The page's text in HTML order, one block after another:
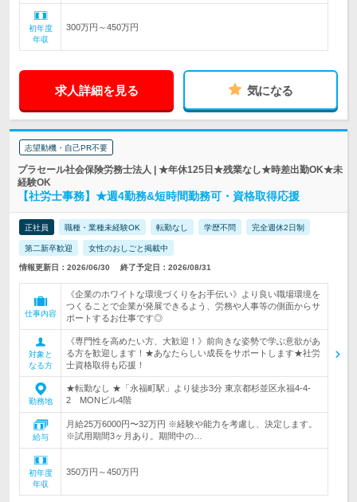
初年度
年収
300万円～450万円
求人詳細を見る 気になる
志望動機・自己PR不要
プラセール社会保険労務士法人 | ★年休125日★残業なし★時差出勤OK★未
経験OK
【社労士事務】★週4勤務&短時間勤務可・資格取得応援
正社員 職種・業種未経験OK 転勤なし 学歴不問 完全週休2日制
第二新卒歓迎 女性のおしごと掲載中
情報更新日：2026/06/30 終了予定日：2026/08/31
仕事内容
《企業のホワイトな環境づくりをお手伝い》より良い職場環境を
つくることで企業が発展できるよう、労務や人事等の側面からサ
ポートするお仕事です◎
対象と
なる方
《専門性を高めたい方、大歓迎！》前向きな姿勢で学ぶ意欲があ
る方を歓迎します！★あなたらしい成長をサポートします★社労
士資格取得も応援！
勤務地
★転勤なし ★「永福町駅」より徒歩3分 東京都杉並区永福4-4-
2 MONビル4階
給与
月給25万6000円〜32万円 ※経験や能力を考慮し、決定します。
※試用期間3ヶ月あり。期間中の…
初年度
年収
350万円～450万円